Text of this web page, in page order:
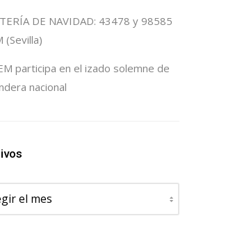
DE NAVIDAD: 43478 y 98585
(Sevilla)
participa en el izado solemne de
nacional